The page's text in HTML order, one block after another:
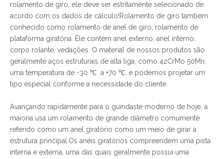
rolamento de giro, ele deve ser estritamente selecionado de
acordo com os dados de cálculo!Rolamento de giro também
conhecido como rolamento de anel de giro, rolamento de
plataforma giratória. Ele contém anel externo, anel interno,
corpo rolante, vedações. O material de nossos produtos são
geralmente aços estruturais de alta liga, como 42CrMo 50Mn.
uma temperatura de -30 ℃ a +70 ℃, e podemos projetar um
tipo especial conforme a necessidade do cliente.
Avançando rapidamente para o guindaste moderno de hoje, a
maioria usa um rolamento de grande diâmetro comumente
referido como um anel giratório como um meio de girar a
estrutura principal.Os anéis giratórios compreendem uma pista
interna e externa, uma das quais geralmente possui uma